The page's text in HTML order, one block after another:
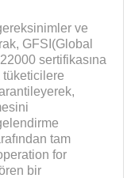
ve
GFSI(Global
sertifikasına
tüketicilere
tam
for
bir